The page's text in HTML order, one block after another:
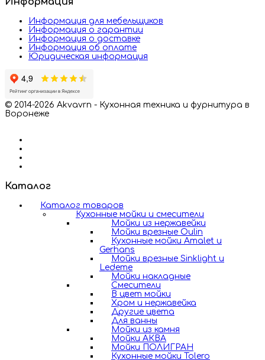
Информация для мебельщиков
Информация о гарантии
Информация о доставке
Информация об оплате
Юридическая информация
© 2014-2026 Akvavrn - Кухонная техника и фурнитура в
Воронеже
Каталог
Каталог товаров
Кухонные мойки и смесители
Мойки из нержавейки
Мойки врезные Oulin
Кухонные мойки Amalet и
Gerhans
Мойки врезные Sinklight и
Ledeme
Мойки накладные
Смесители
В цвет мойки
Хром и нержавейка
Другие цвета
Для ванны
Мойки из камня
Мойки АКВА
Мойки ПОЛИГРАН
Кухонные мойки Tolero